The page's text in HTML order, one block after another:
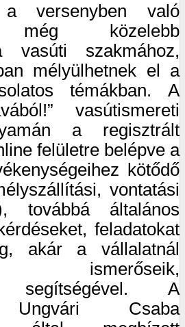
versenyben való
még közelebb
vasúti szakmához,
mélyülhetnek el a
témákban. A
vasútismereti
a regisztrált
felületre belépve a
kötődő
vontatási
továbbá általános
feladatokat
akár a vállalatnál
ismerőseik,
segítségével. A
Ungvári Csaba